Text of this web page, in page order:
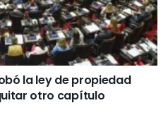
la ley de propiedad
otro capítulo